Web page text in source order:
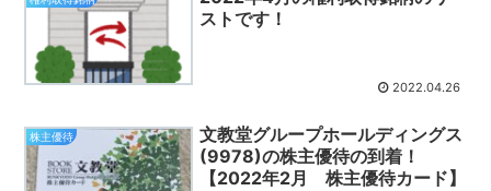
ストです！
2022.04.26
株主優待
文教堂グループホールディングス
(9978)の株主優待の到着！
【2022年2月 株主優待カード】